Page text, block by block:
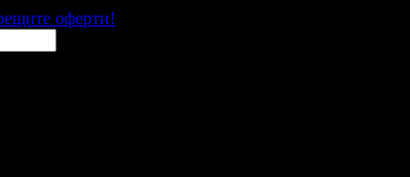
оферти!